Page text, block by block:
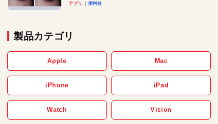
アプリ 便利技
製品カテゴリ
Apple Mac
iPhone iPad
Watch Vision